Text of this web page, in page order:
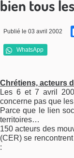
bien tous
Publié le 03 avril 2002
WhatsApp
Chrétiens, acteurs
Les 6 et 7 avril
concerne pas que
Parce que le lien
territoires…
150 acteurs des
(CER) se
: